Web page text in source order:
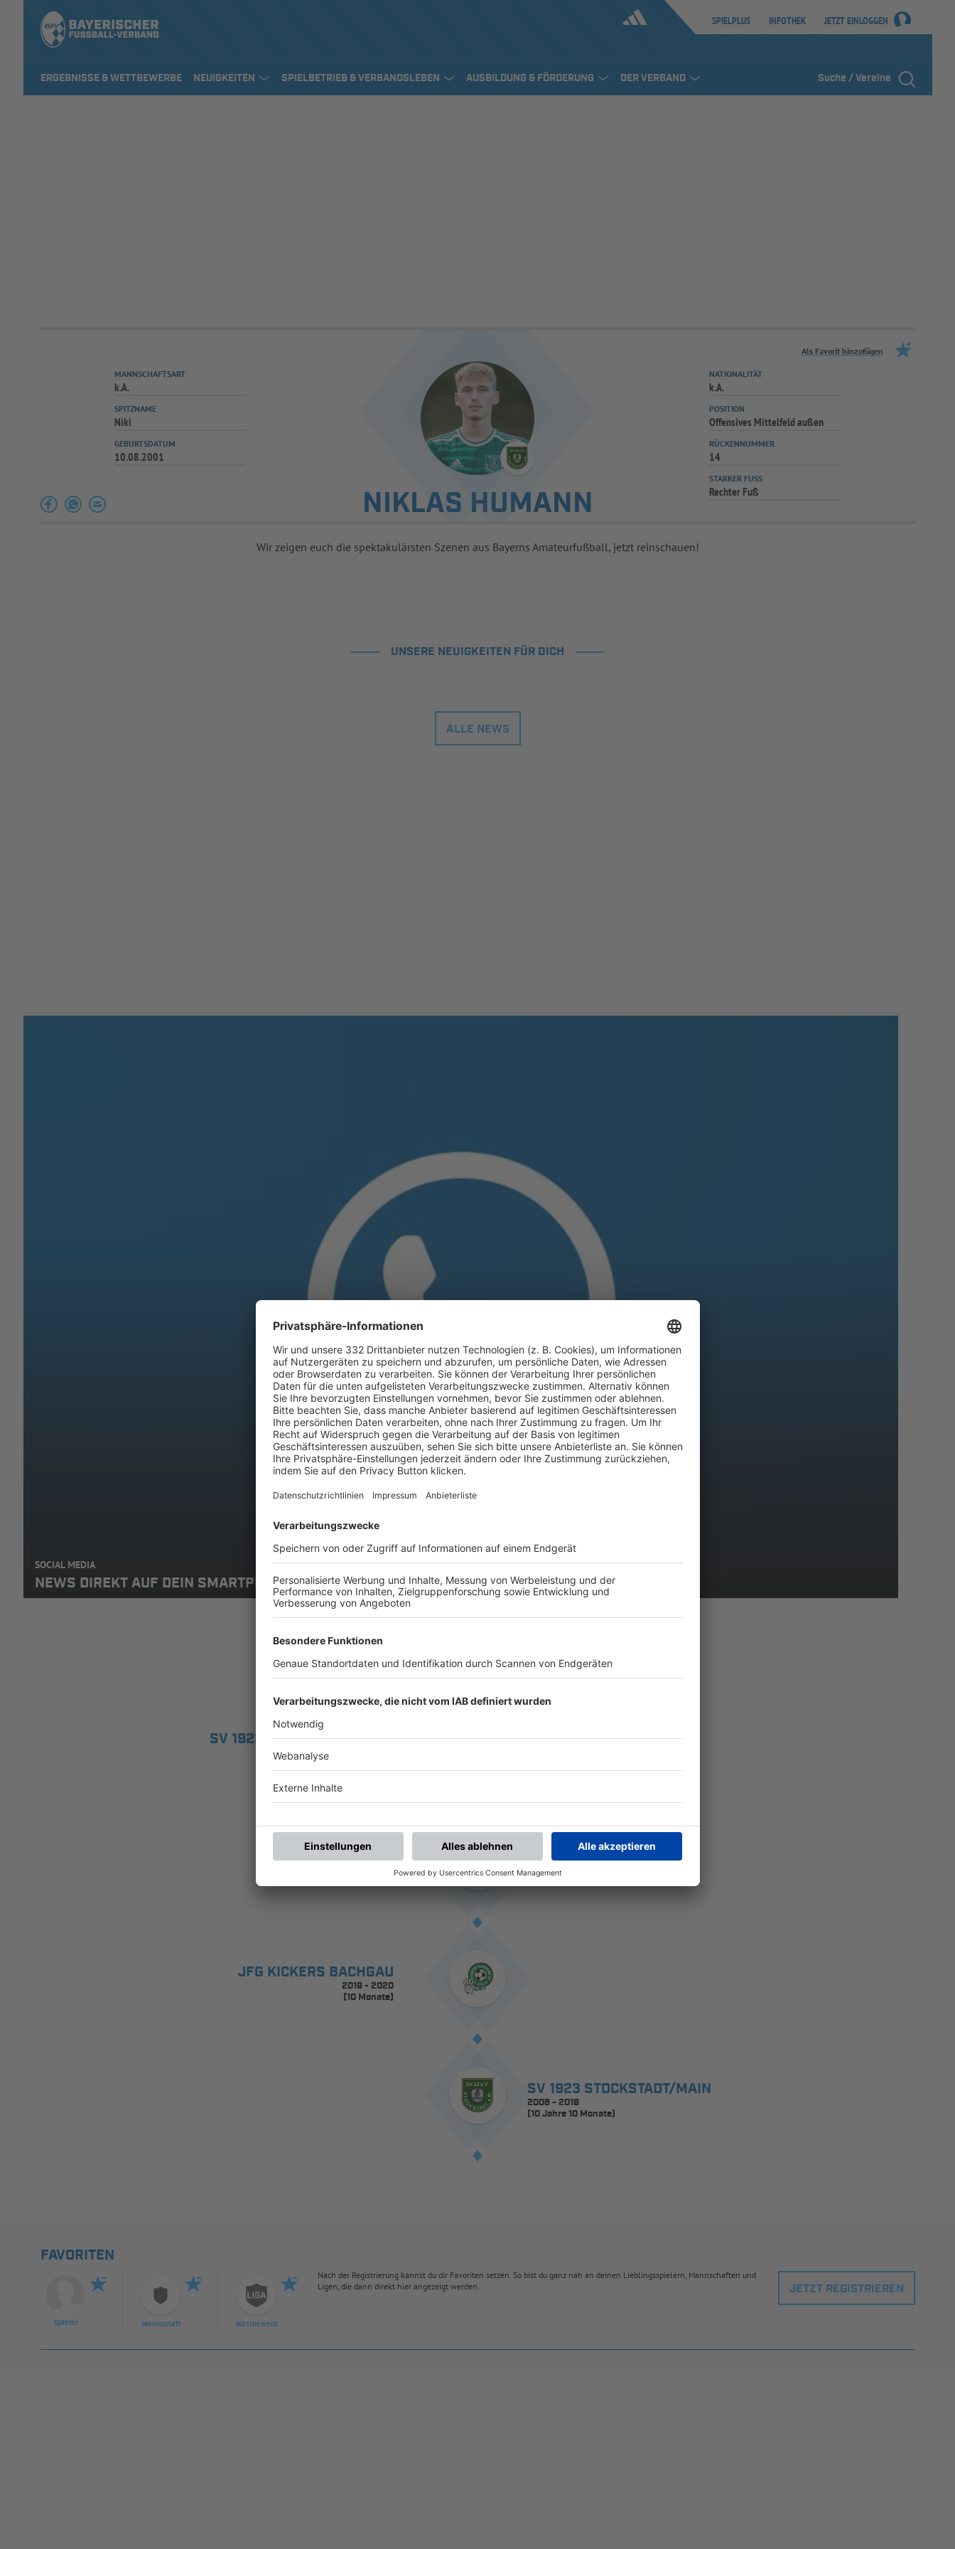
SPIELPLUS INFOTHEK JETZT EINLOGGEN
ERGEBNISSE & WETTBEWERBE NEUIGKEITEN SPIELBETRIEB & VERBANDSLEBEN AUSBILDUNG & FÖRDERUNG DER VERBAND Suche / Vereine
Als Favorit hinzufügen
NIKLAS HUMANN
MANNSCHAFTSART
k.A.
SPITZNAME
Niki
GEBURTSDATUM
10.08.2001
NATIONALITÄT
k.A.
POSITION
Offensives Mittelfeld außen
RÜCKENNUMMER
14
STARKER FUSS
Rechter Fuß
Wir zeigen euch die spektakulärsten Szenen aus Bayerns Amateurfußball, jetzt reinschauen!
UNSERE NEUIGKEITEN FÜR DICH
ALLE NEWS
SOCIAL MEDIA
NEWS DIREKT AUF DEIN SMARTPHONE: ABONNIERE DEN BFV-WHATSAPP-KANAL!
HISTORIE
SV 1923 STOCKSTADT/MAIN
TSV 1913 PFLAUMHEIM
2020 - 2021
(11 Monate)
JFG KICKERS BACHGAU
2019 - 2020
(10 Monate)
SV 1923 STOCKSTADT/MAIN
2008 - 2019
(10 Jahre 10 Monate)
FAVORITEN
Spieler Mannschaft Wettbewerb
Nach der Registrierung kannst du dir Favoriten setzen. So bist du ganz nah an deinen Lieblingsspielern, Mannschaften und
Ligen, die dann direkt hier angezeigt werden.
JETZT REGISTRIEREN